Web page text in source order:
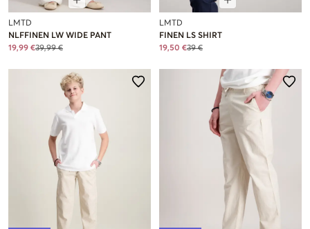
LMTD
NLFFINEN LW WIDE PANT
19,99 €39,99 €
LMTD
FINEN LS SHIRT
19,50 €39 €